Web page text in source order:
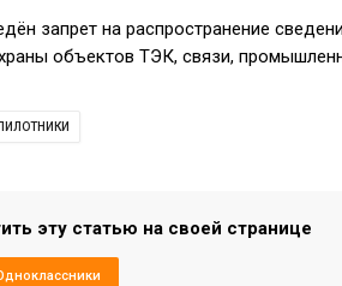
запрет на распространение
объектов ТЭК, связи,
эту статью на своей странице